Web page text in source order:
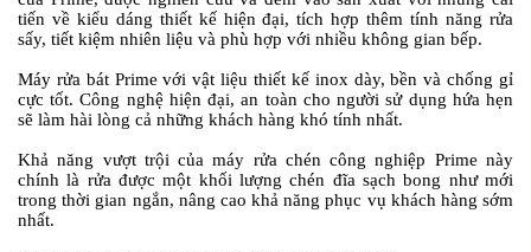
tiến về kiểu dáng thiết kế hiện đại, tích hợp thêm tính năng rửa
sấy, tiết kiệm nhiên liệu và phù hợp với nhiều không gian bếp.
Máy rửa bát Prime với vật liệu thiết kế inox dày, bền và chống gỉ
cực tốt. Công nghệ hiện đại, an toàn cho người sử dụng hứa hẹn
sẽ làm hài lòng cả những khách hàng khó tính nhất.
Khả năng vượt trội của máy rửa chén công nghiệp Prime này
chính là rửa được một khối lượng chén đĩa sạch bong như mới
trong thời gian ngắn, nâng cao khả năng phục vụ khách hàng sớm
nhất.